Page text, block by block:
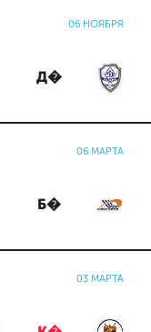
06 НОЯБРЯ
Д�
06 МАРТА
Б�
03 МАРТА